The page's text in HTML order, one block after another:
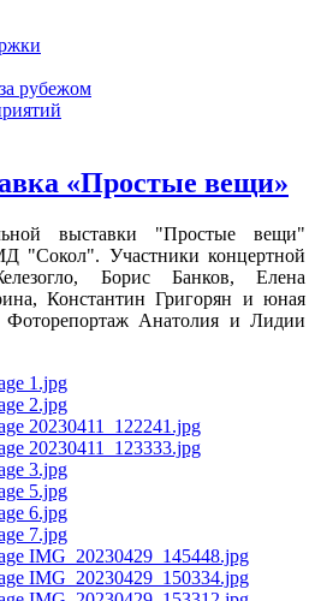
рубежом
«Простые вещи»
выставки "Простые вещи"
"Сокол". Участники концертной
Борис Банков, Елена
Константин Григорян и юная
Фоторепортаж Анатолия и Лидии